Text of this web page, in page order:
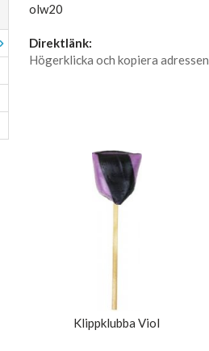
olw20
Direktlänk:
Högerklicka och kopiera adressen
Klippklubba Viol